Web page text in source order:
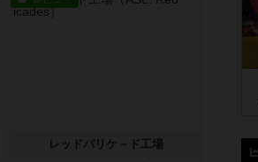
レッドバリケ－ド工場